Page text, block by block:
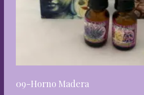
09-Horno Madera